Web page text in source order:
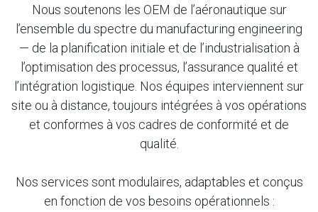
Nous soutenons les OEM de l’aéronautique sur
l’ensemble du spectre du manufacturing engineering
— de la planification initiale et de l’industrialisation à
l’optimisation des processus, l’assurance qualité et
l’intégration logistique. Nos équipes interviennent sur
site ou à distance, toujours intégrées à vos opérations
et conformes à vos cadres de conformité et de
qualité.
Nos services sont modulaires, adaptables et conçus
en fonction de vos besoins opérationnels :